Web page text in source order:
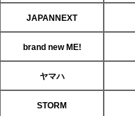
JAPANNEXT
brand new ME!
ヤマハ
STORM